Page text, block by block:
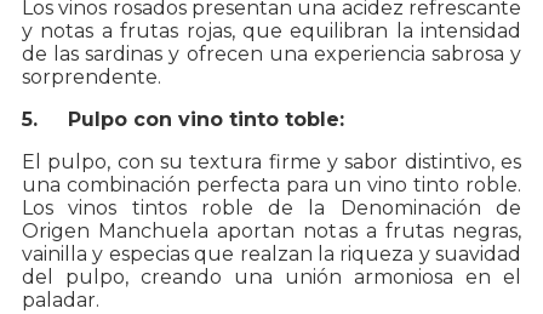
Los vinos rosados presentan una acidez refrescante
y notas a frutas rojas, que equilibran la intensidad
de las sardinas y ofrecen una experiencia sabrosa y
sorprendente.
5. Pulpo con vino tinto toble:
El pulpo, con su textura firme y sabor distintivo, es
una combinación perfecta para un vino tinto roble.
Los vinos tintos roble de la Denominación de
Origen Manchuela aportan notas a frutas negras,
vainilla y especias que realzan la riqueza y suavidad
del pulpo, creando una unión armoniosa en el
paladar.